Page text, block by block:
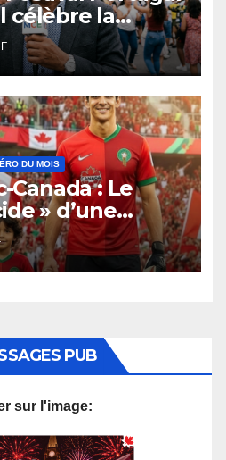
célèbre la
DU MOIS
Canada : Le
» d’une
cœur partagé
PUB
sur l'image: